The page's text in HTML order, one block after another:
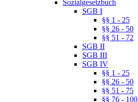
Sozialgesetzbuch
SGB I
§§ 1 - 25
§§ 26 - 50
§§ 51 - 72
SGB II
SGB III
SGB IV
§§ 1 - 25
§§ 26 - 50
§§ 51 - 75
§§ 76 - 100